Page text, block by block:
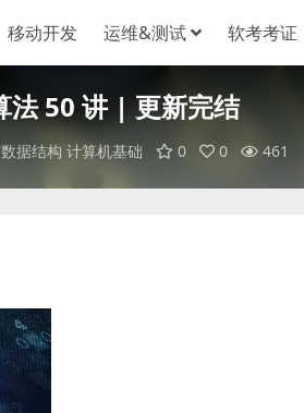
移动开发 运维&测试 软考考证
法 50 讲 | 更新完结
据结构 计算机基础 0 0 461